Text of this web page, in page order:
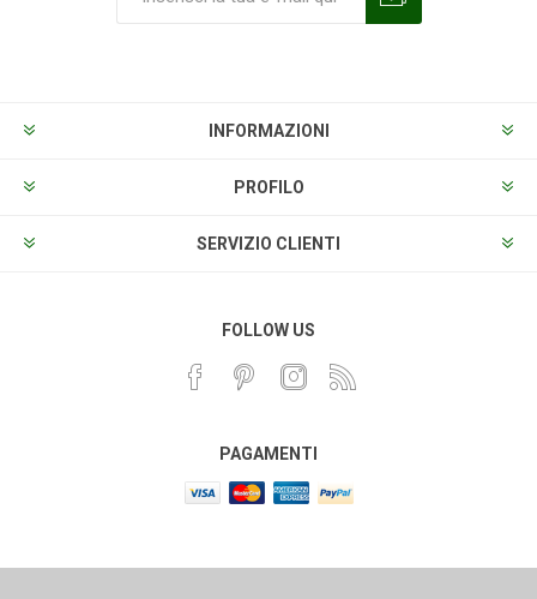
INFORMAZIONI
PROFILO
SERVIZIO CLIENTI
FOLLOW US
PAGAMENTI